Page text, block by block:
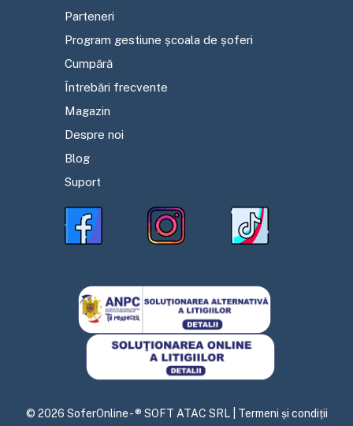
Parteneri
Program gestiune școala de șoferi
Cumpără
Întrebări frecvente
Magazin
Despre noi
Blog
Suport
© 2026 SoferOnline - ® SOFT ATAC SRL | Termeni și condiții